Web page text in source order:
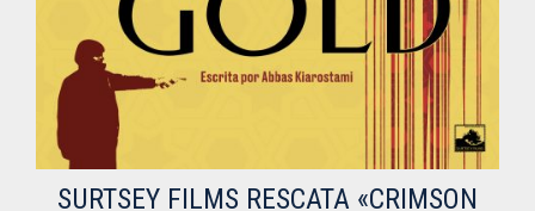
SURTSEY FILMS RESCATA «CRIMSON